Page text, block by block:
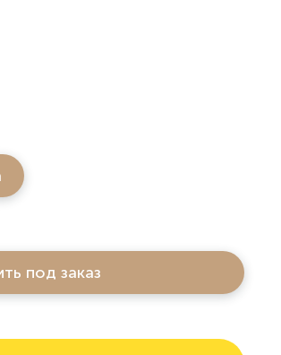
под заказ